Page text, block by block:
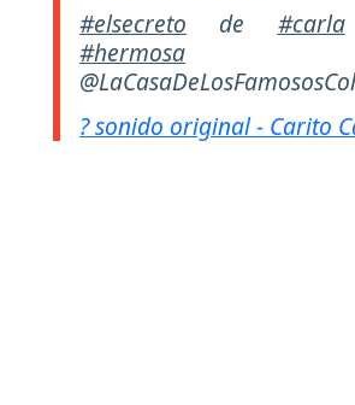
#elsecreto de #carla
#hermosa
? sonido original - Carito